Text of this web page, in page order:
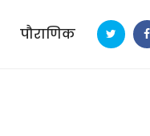
पौराणिक